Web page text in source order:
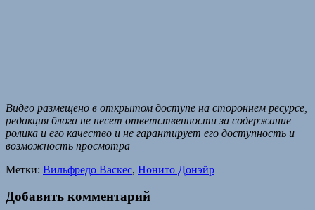
Видео размещено в открытом доступе на стороннем ресурсе,
редакция блога не несет ответственности за содержание
ролика и его качество и не гарантирует его доступность и
возможность просмотра
Метки: Вильфредо Васкес, Нонито Донэйр
Добавить комментарий